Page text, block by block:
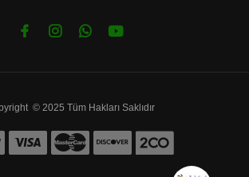
© 2025 Tüm Hakları Saklıdır